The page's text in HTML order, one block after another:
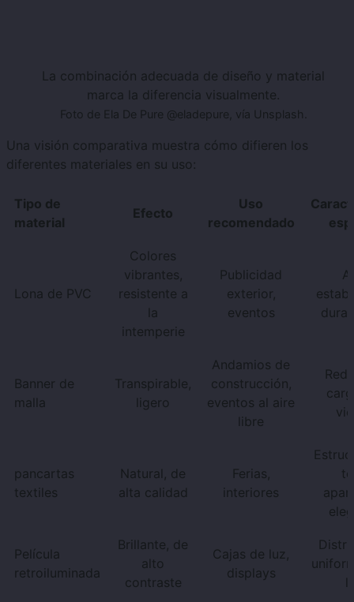
La combinación adecuada de diseño y material
marca la diferencia visualmente.
Foto de Ela De Pure @eladepure, vía Unsplash.
Una visión comparativa muestra cómo difieren los
diferentes materiales en su uso:
Tipo de
material
Efecto
Uso
recomendado
Lona de PVC
Colores
vibrantes,
resistente a
la
intemperie
Publicidad
exterior,
eventos
Banner de
malla
Transpirable,
ligero
Andamios de
construcción,
eventos al aire
libre
pancartas
textiles
Natural, de
alta calidad
Ferias,
interiores
Película
retroiluminada
Brillante, de
alto
contraste
Cajas de luz,
displays